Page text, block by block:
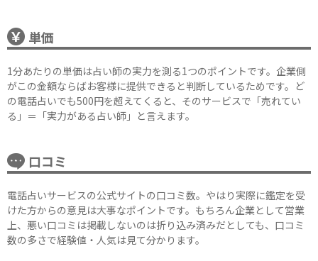
単価
1分あたりの単価は占い師の実力を測る1つのポイントです。企業側
がこの金額ならばお客様に提供できると判断しているためです。ど
の電話占いでも500円を超えてくると、そのサービスで「売れてい
る」＝「実力がある占い師」と言えます。
口コミ
電話占いサービスの公式サイトの口コミ数。やはり実際に鑑定を受
けた方からの意見は大事なポイントです。もちろん企業として営業
上、悪い口コミは掲載しないのは折り込み済みだとしても、口コミ
数の多さで経験値・人気は見て分かります。